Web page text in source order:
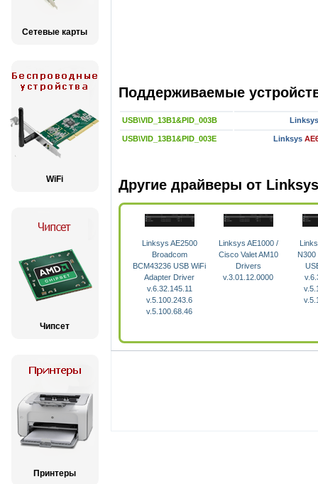
Сетевые карты
WiFi
Чипсет
Принтеры
Поддерживаемые
USB\VID_13B1&PID_003B Linksys
USB\VID_13B1&PID_003E Linksys
Другие драйверы от Linksys
Linksys AE2500
Broadcom
BCM43236 USB WiFi
Adapter Driver
v.6.32.145.11
v.5.100.243.6
v.5.100.68.46
Linksys AE1000 /
Cisco Valet AM10
Drivers
v.3.01.12.0000
N300